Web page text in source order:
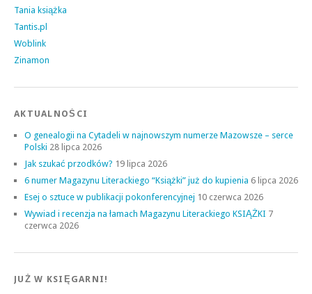
Tania książka
Tantis.pl
Woblink
Zinamon
AKTUALNOŚCI
O genealogii na Cytadeli w najnowszym numerze Mazowsze – serce
Polski 28 lipca 2026
Jak szukać przodków? 19 lipca 2026
6 numer Magazynu Literackiego “Książki” już do kupienia 6 lipca 2026
Esej o sztuce w publikacji pokonferencyjnej 10 czerwca 2026
Wywiad i recenzja na łamach Magazynu Literackiego KSIĄŻKI 7
czerwca 2026
JUŻ W KSIĘGARNI!